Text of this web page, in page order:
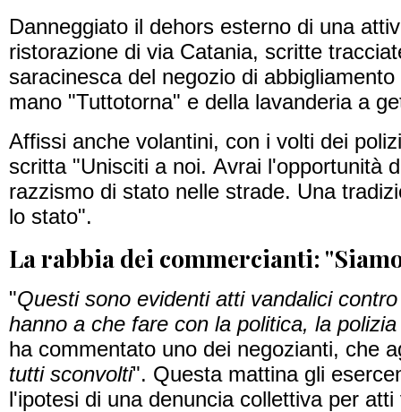
Danneggiato il dehors esterno di una
ristorazione di via Catania, scritte
saracinesca del negozio di
mano "Tuttotorna" e della lavanderia a
Affissi anche volantini, con i volti dei
scritta "Unisciti a noi. Avrai l'opportunità
razzismo di stato nelle strade. Una
lo stato".
La rabbia dei commercianti:
"Questi sono evidenti atti vandalici
hanno a che fare con la politica, la
ha commentato uno dei negozianti, che
tutti sconvolti". Questa mattina gli
l'ipotesi di una denuncia collettiva per atti